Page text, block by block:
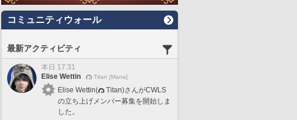
コミュニティウォール
最新アクティビティ
本日 17:31
Elise Wettin
Titan [Mana]
Elise Wettin(
Titan)さんがCWLS
の立ち上げメンバー募集を開始しま
した。